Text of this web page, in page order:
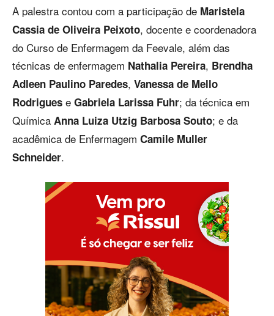
A palestra contou com a participação de Maristela
Cassia de Oliveira Peixoto, docente e coordenadora
do Curso de Enfermagem da Feevale, além das
técnicas de enfermagem Nathalia Pereira, Brendha
Adleen Paulino Paredes, Vanessa de Mello
Rodrigues e Gabriela Larissa Fuhr; da técnica em
Química Anna Luiza Utzig Barbosa Souto; e da
acadêmica de Enfermagem Camile Muller
Schneider.